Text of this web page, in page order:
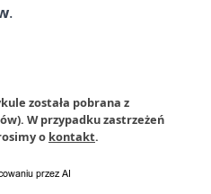
.
została pobrana z
W przypadku zastrzeżeń
o kontakt.